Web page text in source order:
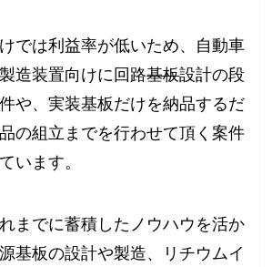
では利益率が低いため、自動車
造装置向けに回路基板設計の段
や、実装基板だけを納品するだ
の組立までを行わせて頂く案件
います。
までに蓄積したノウハウを活か
基板の設計や製造、リチウムイ